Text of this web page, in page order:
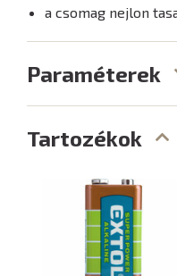
a csomag nejlon
Paraméterek
Tartozékok